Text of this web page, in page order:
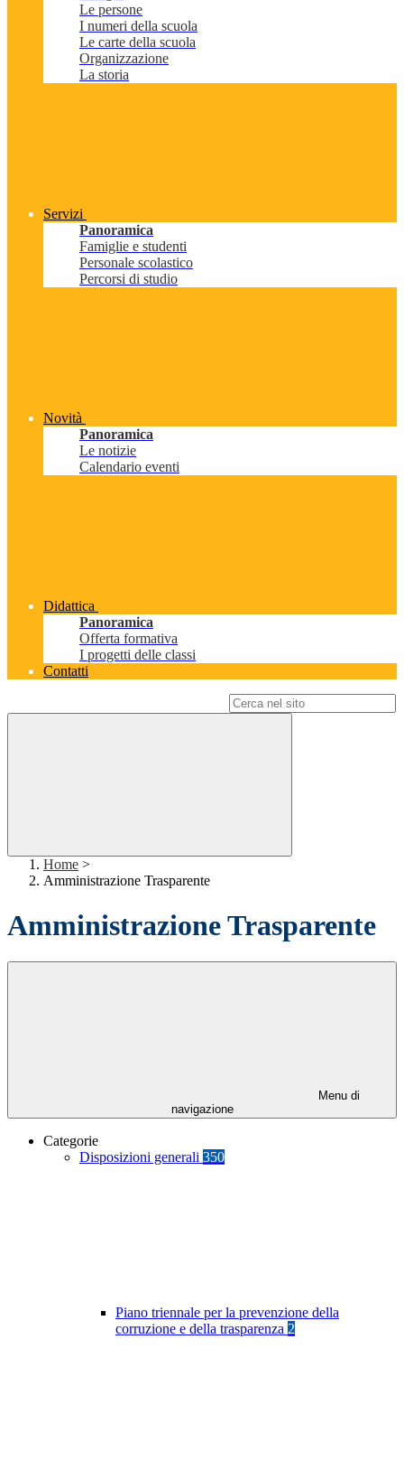
Le persone
I numeri della scuola
Le carte della scuola
Organizzazione
La storia
Servizi
Panoramica
Famiglie e studenti
Personale scolastico
Percorsi di studio
Novità
Panoramica
Le notizie
Calendario eventi
Didattica
Panoramica
Offerta formativa
I progetti delle classi
Contatti
Home >
Amministrazione Trasparente
Amministrazione Trasparente
Menu di
navigazione
Categorie
Disposizioni generali 350
Piano triennale per la prevenzione della
corruzione e della trasparenza 2